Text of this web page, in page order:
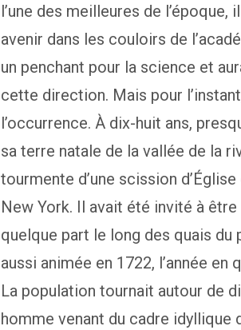
l’une des meilleures de
avenir dans les couloirs de
un penchant pour la science et
cette direction. Mais pour
l’occurrence. À dix-huit ans,
sa terre natale de la vallée de la
tourmente d’une scission
New York. Il avait été invité à
quelque part le long des quais du
aussi animée en 1722, l’année en
La population tournait autour de
homme venant du cadre idyllique